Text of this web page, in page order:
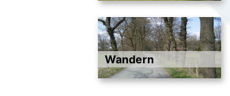
Wandern